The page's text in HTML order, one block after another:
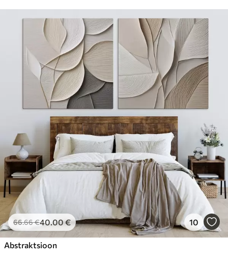
66.66€40.00€ 10
Abstraktsioon